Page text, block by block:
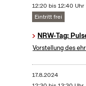
12:20 bis 12:40 Uhr
Eintritt frei
NRW-Tag:
Vorstellung des
17.8.2024